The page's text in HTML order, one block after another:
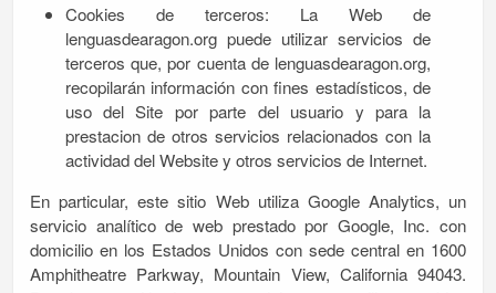
Cookies de terceros: La Web de
lenguasdearagon.org puede utilizar servicios de
terceros que, por cuenta de lenguasdearagon.org,
recopilarán información con fines estadísticos, de
uso del Site por parte del usuario y para la
prestacion de otros servicios relacionados con la
actividad del Website y otros servicios de Internet.
En particular, este sitio Web utiliza Google Analytics, un
servicio analítico de web prestado por Google, Inc. con
domicilio en los Estados Unidos con sede central en 1600
Amphitheatre Parkway, Mountain View, California 94043.